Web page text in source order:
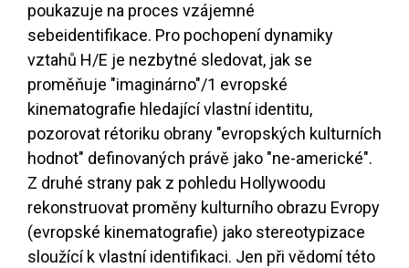
poukazuje na proces vzájemné
sebeidentifikace. Pro pochopení dynamiky
vztahů H/E je nezbytné sledovat, jak se
proměňuje "imaginárno"/1 evropské
kinematografie hledající vlastní identitu,
pozorovat rétoriku obrany "evropských kulturních
hodnot" definovaných právě jako "ne-americké".
Z druhé strany pak z pohledu Hollywoodu
rekonstruovat proměny kulturního obrazu Evropy
(evropské kinematografie) jako stereotypizace
sloužící k vlastní identifikaci. Jen při vědomí této